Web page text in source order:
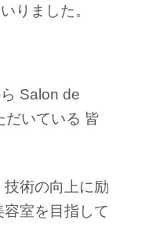
りました。
Salon de
だいている 皆
術の向上に励
室を目指して